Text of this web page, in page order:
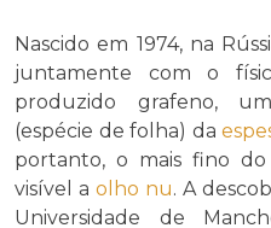
Nascido em 1974, na
juntamente com o
produzido grafeno,
(espécie de folha) da
portanto, o mais fino do
visível a olho nu. A
Universidade de